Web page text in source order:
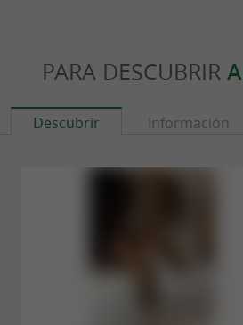
PARA DESCUBRIR
Descubrir Información